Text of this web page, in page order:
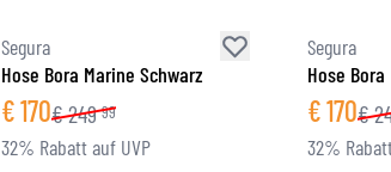
Segura
Hose Bora Marine Schwarz
€170€249 99
32% Rabatt auf UVP
Segura
Hose
€170€
32%